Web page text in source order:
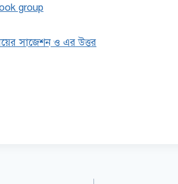
group
সাজেশন ও এর উত্তর